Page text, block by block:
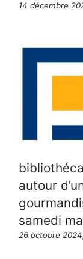
14 décembre
autour
samedi
26 octobre